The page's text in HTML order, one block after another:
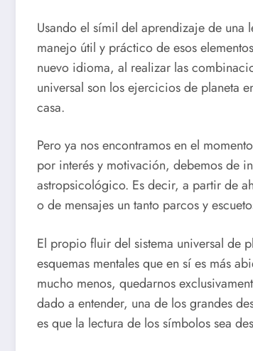
Usando el símil del aprendizaje de una
manejo útil y práctico de esos
nuevo idioma, al realizar las
universal son los ejercicios de planeta
casa.
Pero ya nos encontramos en el
por interés y motivación, debemos de
astropsicológico. Es decir, a partir de
o de mensajes un tanto parcos y
El propio fluir del sistema universal de
esquemas mentales que en sí es más
mucho menos, quedarnos
dado a entender, una de los grandes
es que la lectura de los símbolos sea